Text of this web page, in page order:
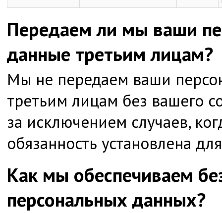
Передаем ли мы ваши
данные третьим лицам?
Мы не передаем ваши
третьим лицам без вашего
за исключением случаев,
обязанность установлена
Как мы обеспечиваем
персональных данных?